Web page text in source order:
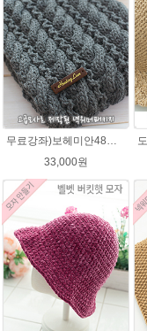
무료강좌)보헤미안48넥워머뜨기★그레이스메리노울 뜨개실 털실 뜨개질
33,000원